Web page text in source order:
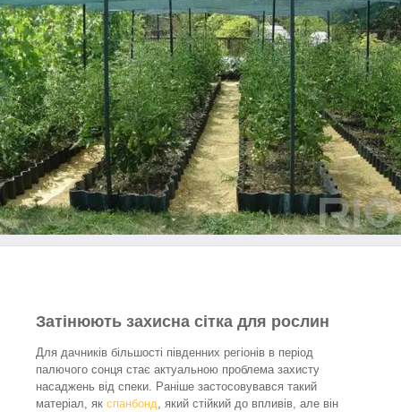
Затінюють захисна сітка для рослин
Для дачників більшості південних регіонів в період
палючого сонця стає актуальною проблема захисту
насаджень від спеки. Раніше застосовувався такий
матеріал, як спанбонд , який стійкий до впливів, але він